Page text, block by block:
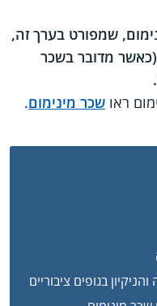
שמפורט בערך זה,
(כאשר מדובר בשכר
ראו שכר מינימום.
בגופים ציבוריים